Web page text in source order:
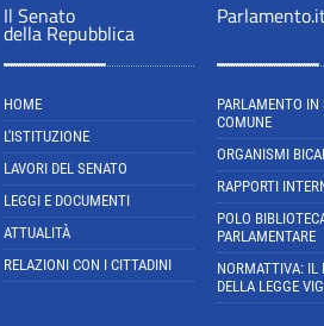
Il Senato
della Repubblica
HOME
L'ISTITUZIONE
LAVORI DEL SENATO
LEGGI E DOCUMENTI
ATTUALITÀ
RELAZIONI CON I CITTADINI
PARLAMENTO IN
COMUNE
ORGANISMI
RAPPORTI
POLO
PARLAMENTARE
NORMATTIVA: IL
DELLA LEGGE